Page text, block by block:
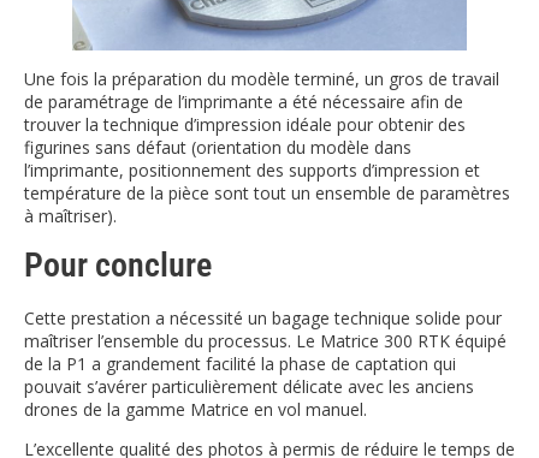
Une fois la préparation du modèle terminé, un gros de travail
de paramétrage de l’imprimante a été nécessaire afin de
trouver la technique d’impression idéale pour obtenir des
figurines sans défaut (orientation du modèle dans
l’imprimante, positionnement des supports d’impression et
température de la pièce sont tout un ensemble de paramètres
à maîtriser).
Pour conclure
Cette prestation a nécessité un bagage technique solide pour
maîtriser l’ensemble du processus. Le Matrice 300 RTK équipé
de la P1 a grandement facilité la phase de captation qui
pouvait s’avérer particulièrement délicate avec les anciens
drones de la gamme Matrice en vol manuel.
L’excellente qualité des photos à permis de réduire le temps de